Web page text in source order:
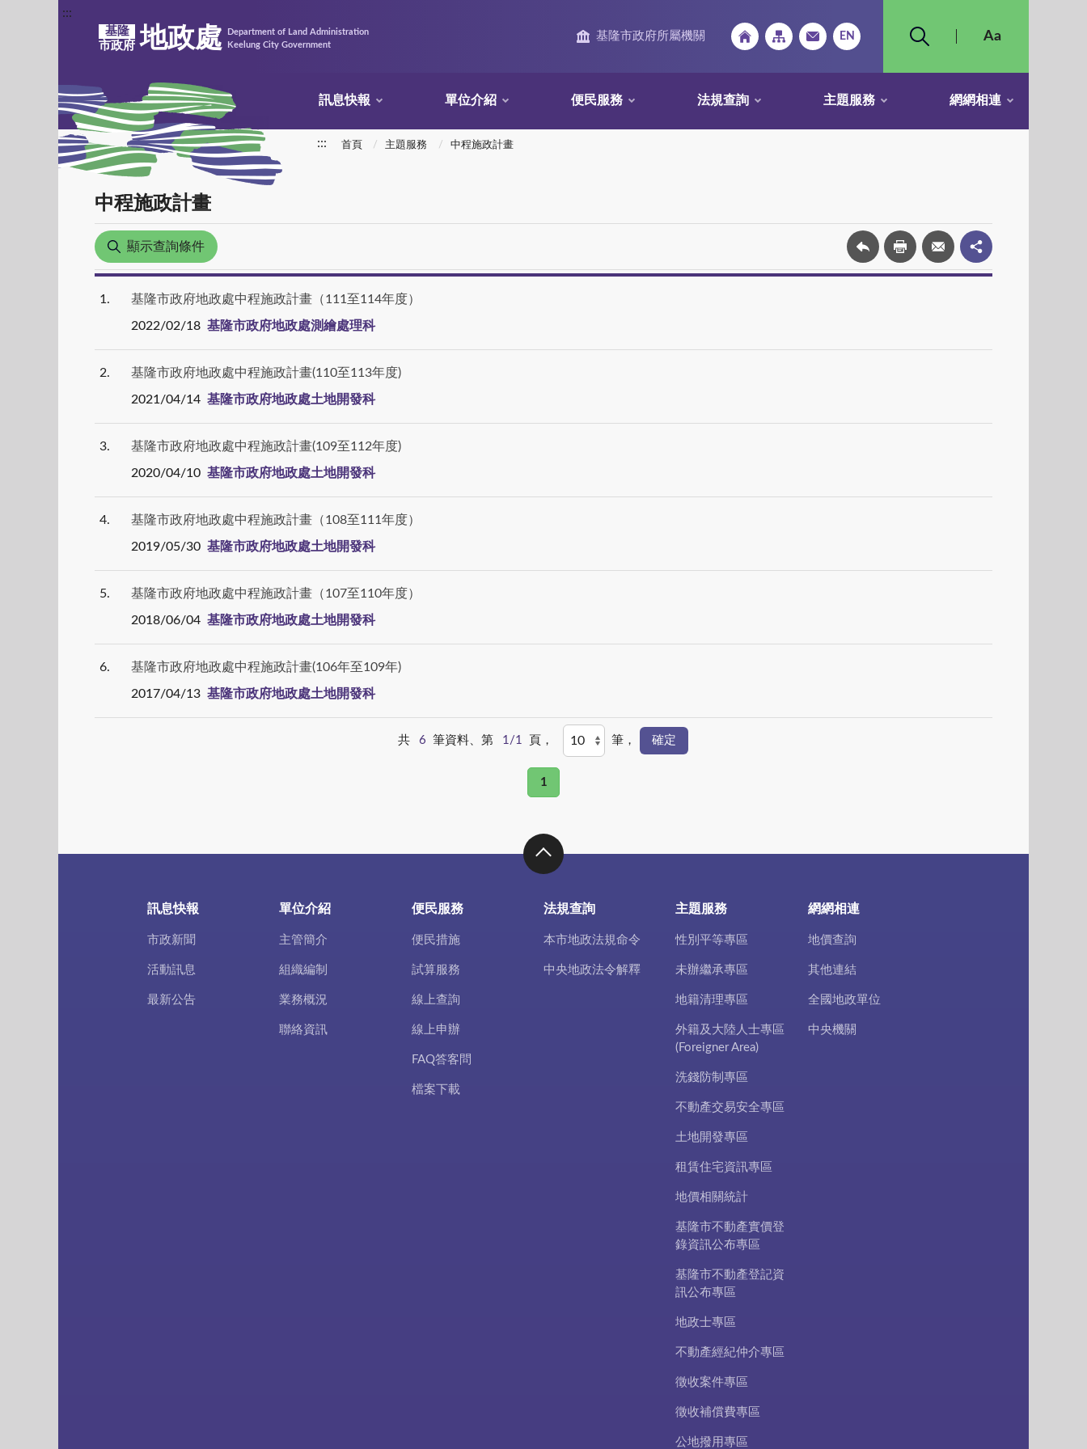
:::
基隆
市政府 地政處
Department of Land Administration
Keelung City Government
基隆市政府所屬機關
訊息快報 單位介紹 便民服務 法規查詢 主題服務 網網相連
::: 首頁 主題服務 中程施政計畫
中程施政計畫
顯示查詢條件
1 基隆市政府地政處中程施政計畫（111至114年度）
2022/02/18 基隆市政府地政處測繪處理科
2 基隆市政府地政處中程施政計畫(110至113年度)
2021/04/14 基隆市政府地政處土地開發科
3 基隆市政府地政處中程施政計畫(109至112年度)
2020/04/10 基隆市政府地政處土地開發科
4 基隆市政府地政處中程施政計畫（108至111年度）
2019/05/30 基隆市政府地政處土地開發科
5 基隆市政府地政處中程施政計畫（107至110年度）
2018/06/04 基隆市政府地政處土地開發科
6 基隆市政府地政處中程施政計畫(106年至109年)
2017/04/13 基隆市政府地政處土地開發科
共 6 筆資料、第 1/1 頁， 筆，
1
訊息快報
市政新聞
活動訊息
最新公告
單位介紹
主管簡介
組織編制
業務概況
聯絡資訊
便民服務
便民措施
試算服務
線上查詢
線上申辦
FAQ答客問
檔案下載
法規查詢
本市地政法規命令
中央地政法令解釋
主題服務
性別平等專區
未辦繼承專區
地籍清理專區
外籍及大陸人士專區
(Foreigner Area)
洗錢防制專區
不動產交易安全專區
土地開發專區
租賃住宅資訊專區
地價相關統計
基隆市不動產實價登
錄資訊公布專區
基隆市不動產登記資
訊公布專區
地政士專區
不動產經紀仲介專區
徵收案件專區
徵收補償費專區
公地撥用專區
網網相連
地價查詢
其他連結
全國地政單位
中央機關